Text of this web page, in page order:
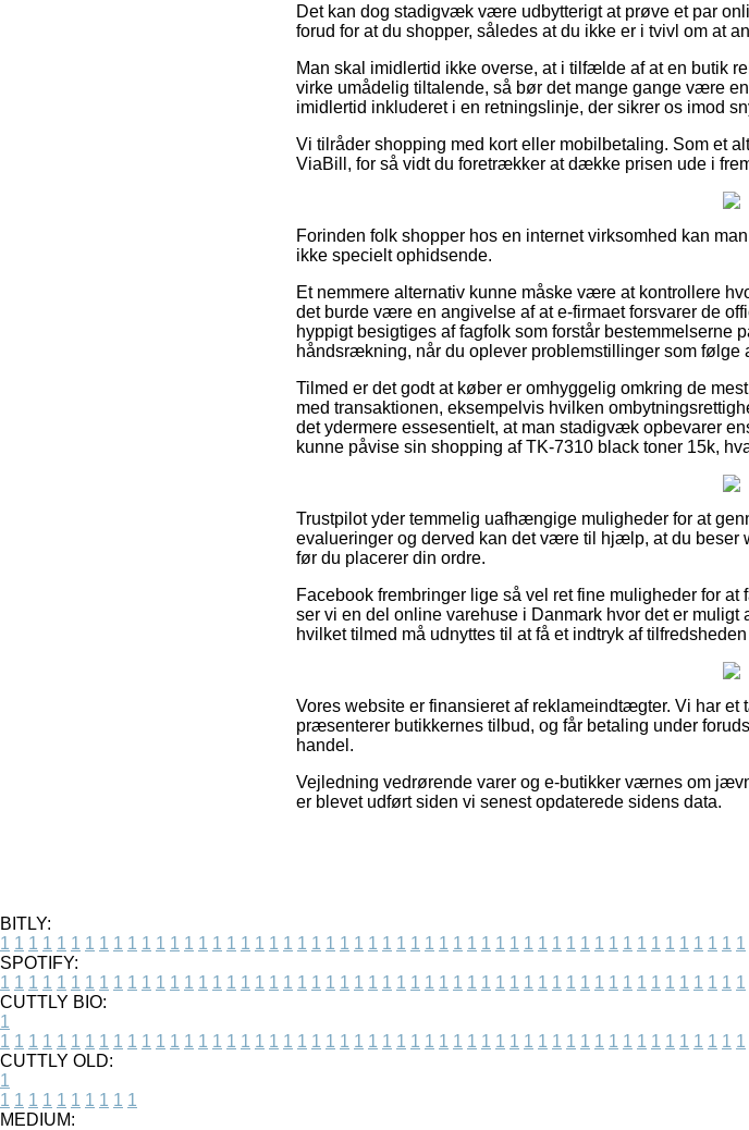
Det kan dog stadigvæk være udbytterigt at prøve et par
forud for at du shopper, således at du ikke er i tvivl om at
Man skal imidlertid ikke overse, at i tilfælde af at en butik
virke umådelig tiltalende, så bør det mange gange være
imidlertid inkluderet i en retningslinje, der sikrer os imod
Vi tilråder shopping med kort eller mobilbetaling. Som et
ViaBill, for så vidt du foretrækker at dække prisen ude i
Forinden folk shopper hos en internet virksomhed kan
ikke specielt ophidsende.
Et nemmere alternativ kunne måske være at kontrollere
det burde være en angivelse af at e-firmaet forsvarer de
hyppigt besigtiges af fagfolk som forstår bestemmelserne
håndsrækning, når du oplever problemstillinger som følge
Tilmed er det godt at køber er omhyggelig omkring de
med transaktionen, eksempelvis hvilken
det ydermere essesentielt, at man stadigvæk opbevarer
kunne påvise sin shopping af TK-7310 black toner 15k,
Trustpilot yder temmelig uafhængige muligheder for at
evalueringer og derved kan det være til hjælp, at du beser
før du placerer din ordre.
Facebook frembringer lige så vel ret fine muligheder for
ser vi en del online varehuse i Danmark hvor det er
hvilket tilmed må udnyttes til at få et indtryk af
Vores website er finansieret af reklameindtægter. Vi har
præsenterer butikkernes tilbud, og får betaling under
handel.
Vejledning vedrørende varer og e-butikker værnes om
er blevet udført siden vi senest opdaterede sidens data.
BITLY:
1 1 1 1 1 1 1 1 1 1 1 1 1 1 1 1 1 1 1 1 1 1 1 1 1 1 1 1 1 1 1 1 1 1 1 1 1 1 1 1 1 1 1 1 1 1 1 1 1 1 1 1 1
SPOTIFY:
1 1 1 1 1 1 1 1 1 1 1 1 1 1 1 1 1 1 1 1 1 1 1 1 1 1 1 1 1 1 1 1 1 1 1 1 1 1 1 1 1 1 1 1 1 1 1 1 1 1 1 1 1
CUTTLY BIO:
1
1 1 1 1 1 1 1 1 1 1 1 1 1 1 1 1 1 1 1 1 1 1 1 1 1 1 1 1 1 1 1 1 1 1 1 1 1 1 1 1 1 1 1 1 1 1 1 1 1 1 1 1 1
CUTTLY OLD:
1
1 1 1 1 1 1 1 1 1 1
MEDIUM: